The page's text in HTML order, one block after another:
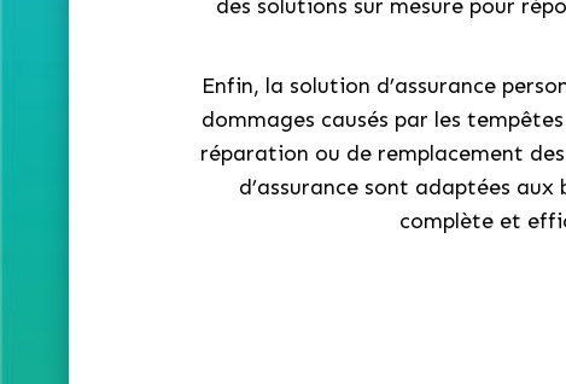
des solutions sur mesure pour
Enfin, la solution d’assurance
dommages causés par les
réparation ou de remplacement
d’assurance sont adaptées
complète et